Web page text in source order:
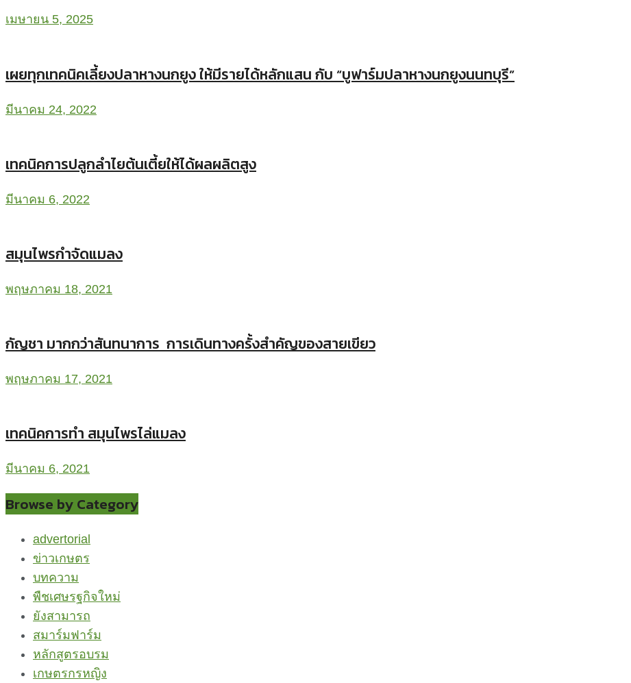
เมษายน 5, 2025
เผยทุกเทคนิคเลี้ยงปลาหางนกยูง ให้มีรายได้หลักแสน กับ “บูฟาร์มปลาหางนกยูงนนทบุรี”
มีนาคม 24, 2022
เทคนิคการปลูกลำไยต้นเตี้ยให้ได้ผลผลิตสูง
มีนาคม 6, 2022
สมุนไพรกำจัดแมลง
พฤษภาคม 18, 2021
กัญชา มากกว่าสันทนาการ การเดินทางครั้งสำคัญของสายเขียว
พฤษภาคม 17, 2021
เทคนิคการทำ สมุนไพรไล่แมลง
มีนาคม 6, 2021
Browse by Category
advertorial
ข่าวเกษตร
บทความ
พืชเศษรฐกิจใหม่
ยังสามารถ
สมาร์มฟาร์ม
หลักสูตรอบรม
เกษตรกรหญิง